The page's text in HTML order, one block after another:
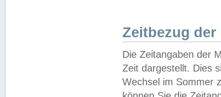
Zeitbezug der
Die Zeitangaben der
Zeit dargestellt. Dies
Wechsel im Sommer